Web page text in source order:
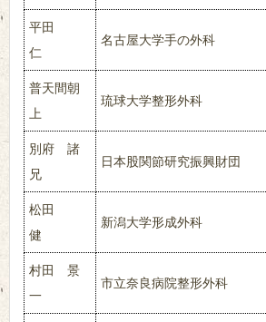
平田
仁
名古屋大学手の外科
普天間朝
上
琉球大学整形外科
別府 諸
兄
日本股関節研究振興財団
松田
健
新潟大学形成外科
村田 景
一
市立奈良病院整形外科